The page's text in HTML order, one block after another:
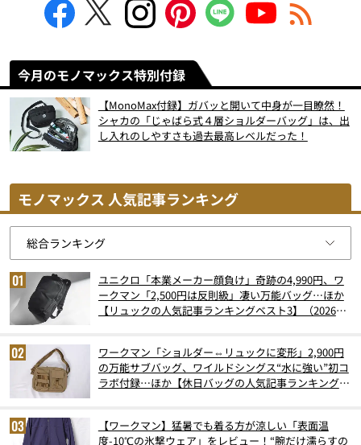
今月のモノマックス特別付録
【MonoMax付録】ガバッと開いて中身が一目瞭然！
シャカの「じゃばら式４層ショルダーバッグ」は、出
し入れのしやすさも過去最高レベルだった！
モノマックス 人気記事ランキング
ユニクロ「本業メーカー顔負け」奇跡の4,990円、ワ
ークマン「2,500円は反則級」凄い万能バッグ…ほか
【リュックの人気記事ランキングベスト3】（2026年
ワークマン「ショルダー⇔リュックに変形」2,900円
の万能サブバッグ、ワイルドシングス“水に強い”初コ
ラボ付録…ほか【休日バッグの人気記事ランキングベ
【ワークマン】猛暑でも着る方が涼しい「表面温
度-10℃の氷撃ウェア」をレビュー！“腕だけ濡らすの